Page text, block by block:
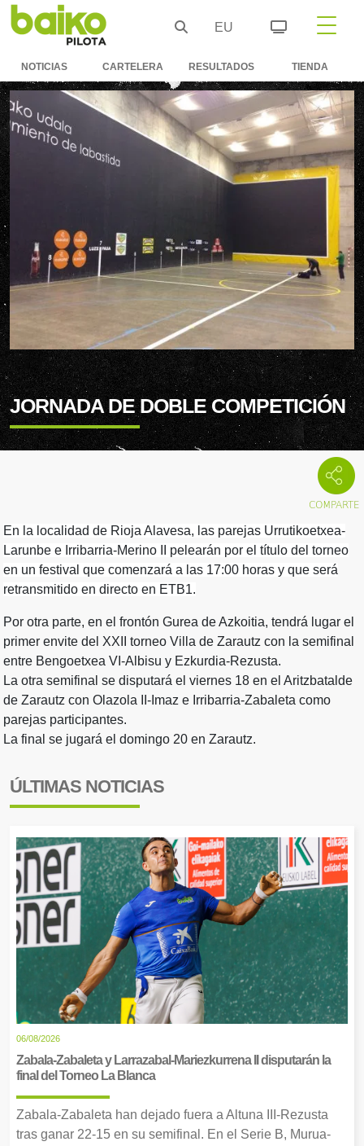
EU
NOTICIAS CARTELERA RESULTADOS TIENDA
JORNADA DE DOBLE COMPETICIÓN
En la localidad de Rioja Alavesa, las parejas Urrutikoetxea-
Larunbe e Irribarria-Merino II pelearán por el título del torneo
en un festival que comenzará a las 17:00 horas y que será
retransmitido en directo en ETB1.
Por otra parte, en el frontón Gurea de Azkoitia, tendrá lugar el
primer envite del XXII torneo Villa de Zarautz con la semifinal
entre Bengoetxea VI-Albisu y Ezkurdia-Rezusta.
La otra semifinal se disputará el viernes 18 en el Aritzbatalde
de Zarautz con Olazola II-Imaz e Irribarria-Zabaleta como
parejas participantes.
La final se jugará el domingo 20 en Zarautz.
ÚLTIMAS NOTICIAS
06/08/2026
Zabala-Zabaleta y Larrazabal-Mariezkurrena II disputarán la
final del Torneo La Blanca
Zabala-Zabaleta han dejado fuera a Altuna III-Rezusta
tras ganar 22-15 en su semifinal. En el Serie B, Murua-